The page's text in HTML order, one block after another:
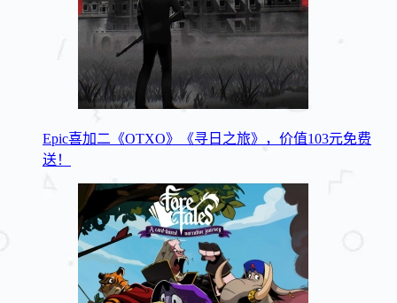
Epic喜加二《OTXO》《寻日之旅》，价值103元免费
送！